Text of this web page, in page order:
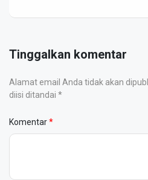
Tinggalkan komentar
Alamat email Anda tidak akan
diisi ditandai *
Komentar